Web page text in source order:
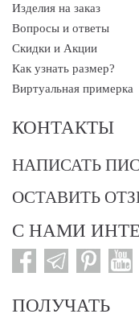
Изделия на заказ
Вопросы и ответы
Скидки и Акции
Как узнать размер?
Виртуальная примерка
КОНТАКТЫ
НАПИСАТЬ
ОСТАВИТЬ
С НАМИ
ПОЛУЧАТЬ